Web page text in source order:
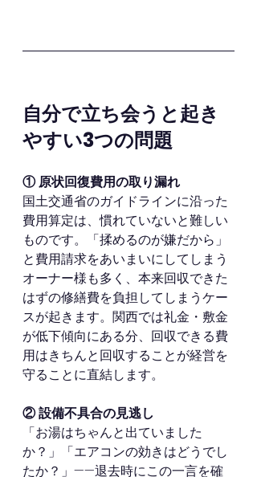
自分で立ち会うと起き
やすい3つの問題
① 原状回復費用の取り漏れ
国土交通省のガイドラインに沿った
費用算定は、慣れていないと難しい
ものです。「揉めるのが嫌だから」
と費用請求をあいまいにしてしまう
オーナー様も多く、本来回収できた
はずの修繕費を負担してしまうケー
スが起きます。関西では礼金・敷金
が低下傾向にある分、回収できる費
用はきちんと回収することが経営を
守ることに直結します。
② 設備不具合の見逃し
「お湯はちゃんと出ていました
か？」「エアコンの効きはどうでし
たか？」——退去時にこの一言を確